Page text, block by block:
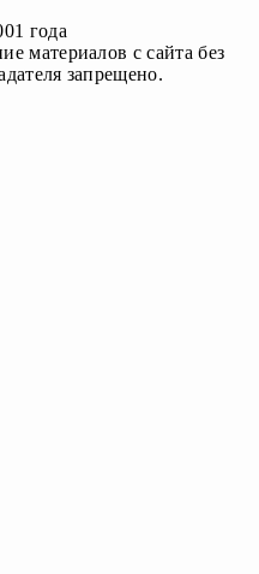
года
материалов с сайта без
запрещено.